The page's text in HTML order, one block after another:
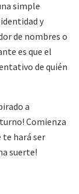
simple
y
de nombres o
es que el
de quién
a
Comienza
te hará ser
suerte!